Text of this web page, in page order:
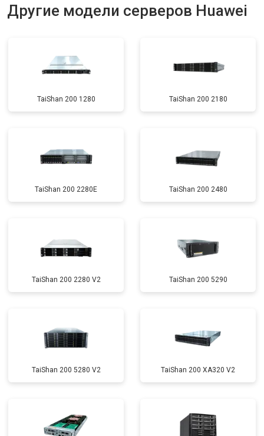
Другие модели серверов Huawei
TaiShan 200 1280 TaiShan 200 2180
TaiShan 200 2280E TaiShan 200 2480
TaiShan 200 2280 V2 TaiShan 200 5290
TaiShan 200 5280 V2 TaiShan 200 XA320 V2